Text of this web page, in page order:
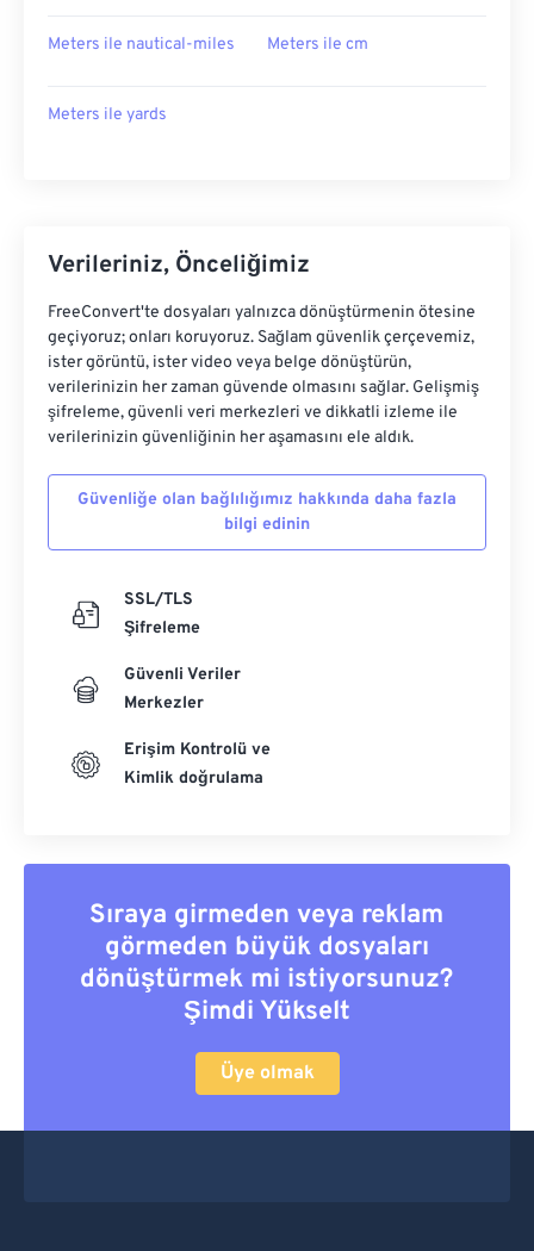
Meters ile nautical-miles Meters ile cm
Meters ile yards
Verileriniz, Önceliğimiz
FreeConvert'te dosyaları yalnızca dönüştürmenin ötesine
geçiyoruz; onları koruyoruz. Sağlam güvenlik çerçevemiz,
ister görüntü, ister video veya belge dönüştürün,
verilerinizin her zaman güvende olmasını sağlar. Gelişmiş
şifreleme, güvenli veri merkezleri ve dikkatli izleme ile
verilerinizin güvenliğinin her aşamasını ele aldık.
Güvenliğe olan bağlılığımız hakkında daha fazla
bilgi edinin
SSL/TLS
Şifreleme
Güvenli Veriler
Merkezler
Erişim Kontrolü ve
Kimlik doğrulama
Sıraya girmeden veya reklam
görmeden büyük dosyaları
dönüştürmek mi istiyorsunuz?
Şimdi Yükselt
Üye olmak